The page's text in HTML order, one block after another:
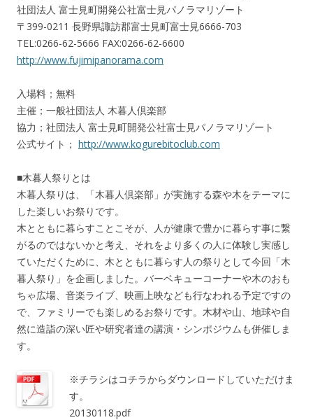
社団法人 富士見町開発公社富士見パノラマリゾート
〒399-0211 長野県諏訪郡富士見町富士見6666-703
TEL:0266-62-5666 FAX:0266-62-6600
http://www.fujimipanorama.com
入場料；無料
主催；一般社団法人 木暮人倶楽部
協力；社団法人 富士見町開発公社富士見パノラマリゾート
公式サイト； http://www.kogurebitoclub.com
■木暮人祭りとは
木暮人祭りは、「木暮人倶楽部」が実施する森や木をテーマに
した楽しいお祭りです。
木とともに暮らすことこそが、人が健康で豊かに暮らす事に繋
がるのではないかと考え、それをより多くの人に体験し実感し
ていただくために、木とともに暮らす人の祭りとして今回「木
暮人祭り」を企画しました。バーベキューコーナーや木のおも
ちゃ広場、音楽ライブ、映画上映なども行なわれる予定ですの
で、ファミリーでも楽しめるお祭りです。木材や山、地球や自
然に造詣の深い匠や研究者達の講演・シンポジウムも併催しま
す。
※チラシはコチラからダウンロードしていただけま
す。
20130118.pdf